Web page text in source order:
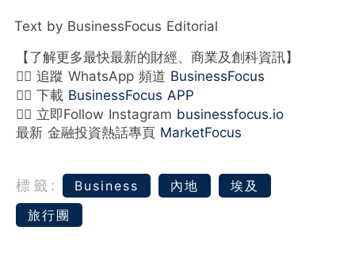
Text by BusinessFocus Editorial
【了解更多最快最新的財經、商業及創科資訊】
👉🏻 追蹤 WhatsApp 頻道 BusinessFocus
👉🏻 下載 BusinessFocus APP
👉🏻 立即Follow Instagram businessfocus.io
最新 金融投資熱話專頁 MarketFocus
標籤: Business 內地
埃及
旅行團